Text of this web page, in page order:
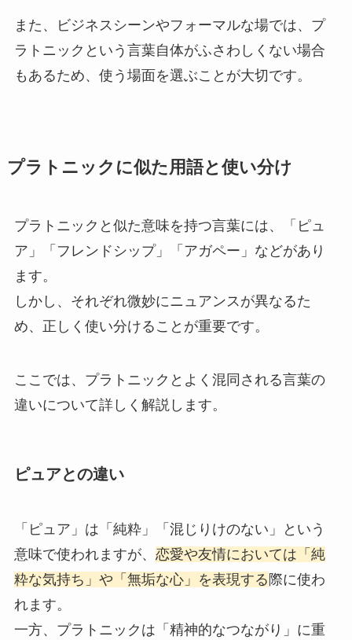
また、ビジネスシーンやフォーマルな場では、プ
ラトニックという言葉自体がふさわしくない場合
もあるため、使う場面を選ぶことが大切です。
プラトニックに似た用語と使い分け
プラトニックと似た意味を持つ言葉には、「ピュ
ア」「フレンドシップ」「アガペー」などがあり
ます。
しかし、それぞれ微妙にニュアンスが異なるた
め、正しく使い分けることが重要です。
ここでは、プラトニックとよく混同される言葉の
違いについて詳しく解説します。
ピュアとの違い
「ピュア」は「純粋」「混じりけのない」という
意味で使われますが、 恋愛や友情においては「純
粋な気持ち」や「無垢な心」を表現する 際に使わ
れます。
一方、プラトニックは「精神的なつながり」に重